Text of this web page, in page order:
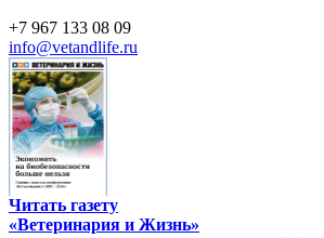
+7 967 133 08 09
info@vetandlife.ru
Читать газету
«Ветеринария и Жизнь»